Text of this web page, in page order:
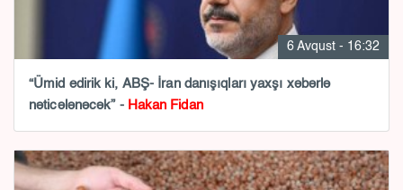
6 Avqust - 16:32
“Ümid edirik ki, ABŞ- İran danışıqları yaxşı xəbərlə
nəticələnəcək” - Hakan Fidan